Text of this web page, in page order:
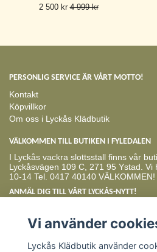
2 500 kr4 999 kr
PERSONLIG SERVICE ÄR VÅRT MOTTO!
Kontakt
Köpvillkor
Om oss i Lyckås Klädbutik
VÄLKOMMEN TILL BUTIKEN I FYLEDALEN
I Lyckås vackra slottsstall finns vår
Lyckåsvägen 109 C, 271 95 Ystad.
10-14 Tel. 0417 40140 VÄLKOMMEN!
ANMÄL DIG TILL VÅRT LYCKÅS-NYTT!
Vi använder
Lyckås Klädbutik använder